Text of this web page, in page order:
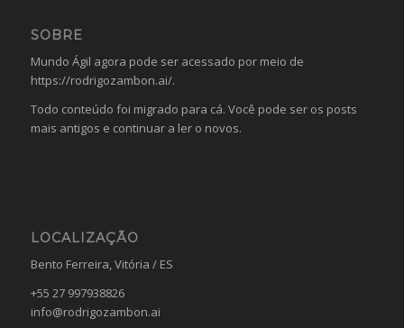
SOBRE
Mundo Ágil agora pode ser acessado por meio de
https://rodrigozambon.ai/.
Todo conteúdo foi migrado para cá. Você pode ser os posts
mais antigos e continuar a ler o novos.
LOCALIZAÇÃO
Bento Ferreira, Vitória / ES
+55 27 997938826
info@rodrigozambon.ai